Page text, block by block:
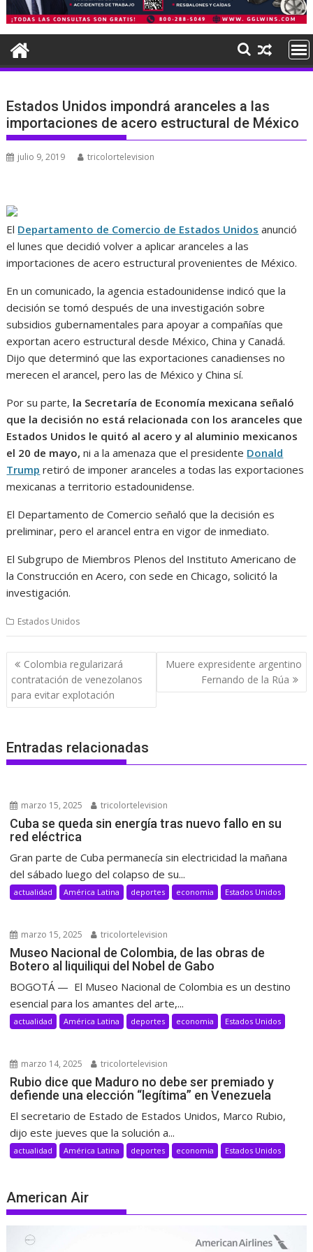
Estados Unidos impondrá aranceles a las
importaciones de acero estructural de México
julio 9, 2019 tricolortelevision
El Departamento de Comercio de Estados Unidos anunció
el lunes que decidió volver a aplicar aranceles a las
importaciones de acero estructural provenientes de México.
En un comunicado, la agencia estadounidense indicó que la
decisión se tomó después de una investigación sobre
subsidios gubernamentales para apoyar a compañías que
exportan acero estructural desde México, China y Canadá.
Dijo que determinó que las exportaciones canadienses no
merecen el arancel, pero las de México y China sí.
Por su parte, la Secretaría de Economía mexicana señaló
que la decisión no está relacionada con los aranceles que
Estados Unidos le quitó al acero y al aluminio mexicanos
el 20 de mayo, ni a la amenaza que el presidente Donald
Trump retiró de imponer aranceles a todas las exportaciones
mexicanas a territorio estadounidense.
El Departamento de Comercio señaló que la decisión es
preliminar, pero el arancel entra en vigor de inmediato.
El Subgrupo de Miembros Plenos del Instituto Americano de
la Construcción en Acero, con sede en Chicago, solicitó la
investigación.
Estados Unidos
Navegación
de
entradas
Colombia regularizará
contratación de venezolanos
para evitar explotación
Muere expresidente argentino
Fernando de la Rúa
Entradas relacionadas
marzo 15, 2025 tricolortelevision
Cuba se queda sin energía tras nuevo fallo en su
red eléctrica
Gran parte de Cuba permanecía sin electricidad la mañana
del sábado luego del colapso de su...
actualidad América Latina deportes economia Estados Unidos
marzo 15, 2025 tricolortelevision
Museo Nacional de Colombia, de las obras de
Botero al liquiliqui del Nobel de Gabo
BOGOTÁ — El Museo Nacional de Colombia es un destino
esencial para los amantes del arte,...
actualidad América Latina deportes economia Estados Unidos
marzo 14, 2025 tricolortelevision
Rubio dice que Maduro no debe ser premiado y
defiende una elección “legítima” en Venezuela
El secretario de Estado de Estados Unidos, Marco Rubio,
dijo este jueves que la solución a...
actualidad América Latina deportes economia Estados Unidos
American Air